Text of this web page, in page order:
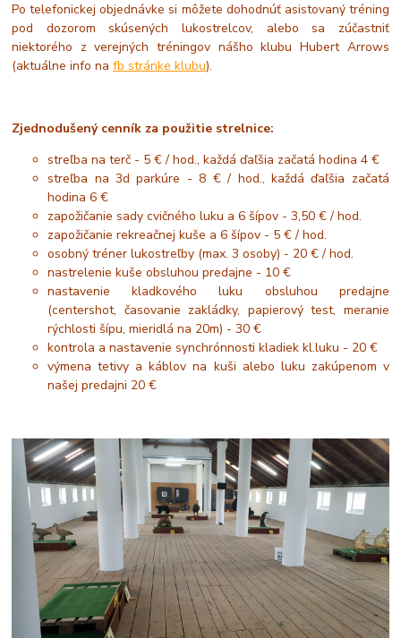
Po telefonickej objednávke si môžete dohodnúť asistovaný tréning
pod dozorom skúsených lukostrelcov, alebo sa zúčastniť
niektorého z verejných tréningov nášho klubu Hubert Arrows
(aktuálne info nafb stránke klubu).
Zjednodušený cenník za použitie strelnice:
streľba na terč - 5 € / hod., každá ďaľšia začatá hodina 4 €
streľba na 3d parkúre - 8 € / hod., každá ďaľšia začatá
hodina 6 €
zapožičanie sady cvičného luku a 6 šípov - 3,50 € / hod.
zapožičanie rekreačnej kuše a 6 šípov - 5 € / hod.
osobný tréner lukostreľby (max. 3 osoby) - 20 € / hod.
nastrelenie kuše obsluhou predajne - 10 €
nastavenie kladkového luku obsluhou predajne
(centershot, časovanie zakládky, papierový test, meranie
rýchlosti šípu, mieridlá na 20m) - 30 €
kontrola a nastavenie synchrónnosti kladiek kl.luku - 20 €
výmena tetivy a káblov na kuši alebo luku zakúpenom v
našej predajni 20 €